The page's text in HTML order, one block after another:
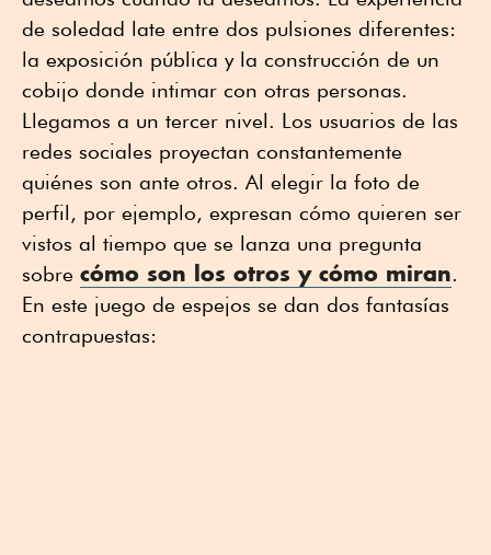
de soledad late entre dos pulsiones diferentes:
la exposición pública y la construcción de un
cobijo donde intimar con otras personas.
Llegamos a un tercer nivel. Los usuarios de las
redes sociales proyectan constantemente
quiénes son ante otros. Al elegir la foto de
perfil, por ejemplo, expresan cómo quieren ser
vistos al tiempo que se lanza una pregunta
sobre cómo son los otros y cómo miran.
En este juego de espejos se dan dos fantasías
contrapuestas: